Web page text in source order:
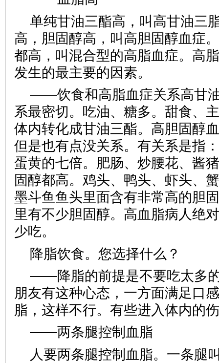
单纯甘油三酯高，叫高甘油三
高，胆固醇高，叫高胆固醇血症
都高，叫混合型的高脂血症。高
发生的最主要的因素。
——饮食和高脂血症关系高甘
系最密切。吃油、糖多。甜食、
体内转化成甘油三酯。高胆固醇
但是也有点没关系。有关系是指
蛋黄的七倍。肥肠、炒腰花、酱
固醇都高。鸡头、鸭头、虾头、
墨斗鱼鱼头里面含有非常高的胆
里有不少胆固醇。高血脂病人绝
少吃。
降脂饮食。您选择什么？
——降脂的前提是不要吃太多
朋友有这种心态，一方面满足口
脂，这样不行。有些进入体内的
——两条腿控制血脂
人要两条腿控制血脂。一条腿